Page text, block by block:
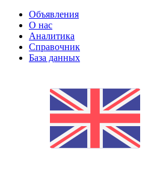
Объявления
О нас
Аналитика
Справочник
База данных